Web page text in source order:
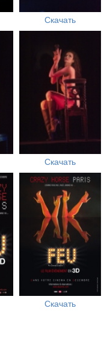
Скачать
Скачать
Скачать